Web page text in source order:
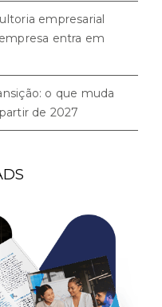
empresarial
entra em
o que muda
de 2027